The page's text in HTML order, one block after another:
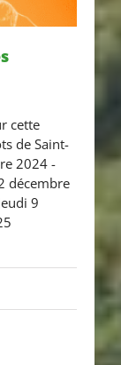
cette
de Saint-
2024 -
décembre
9